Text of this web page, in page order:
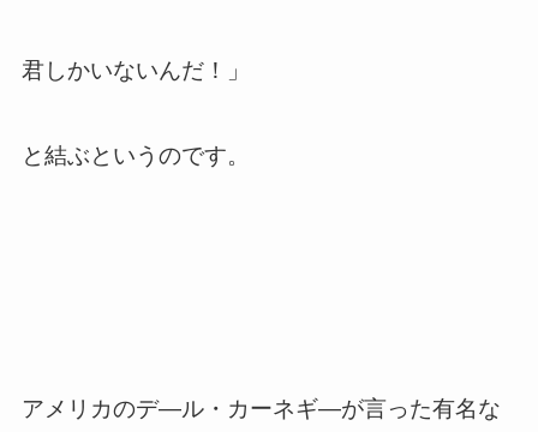
君しかいないんだ！」
と結ぶというのです。
アメリカのデ―ル・カーネギ―が言った有名な